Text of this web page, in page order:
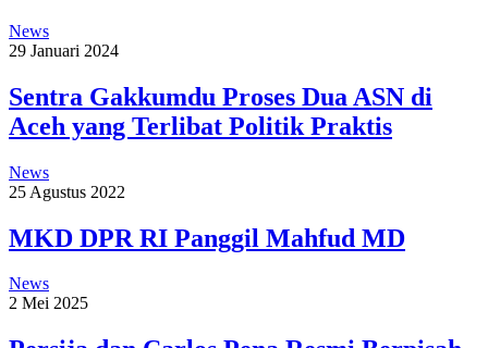
News
29 Januari 2024
Sentra Gakkumdu Proses Dua ASN di
Aceh yang Terlibat Politik Praktis
News
25 Agustus 2022
MKD DPR RI Panggil Mahfud MD
News
2 Mei 2025